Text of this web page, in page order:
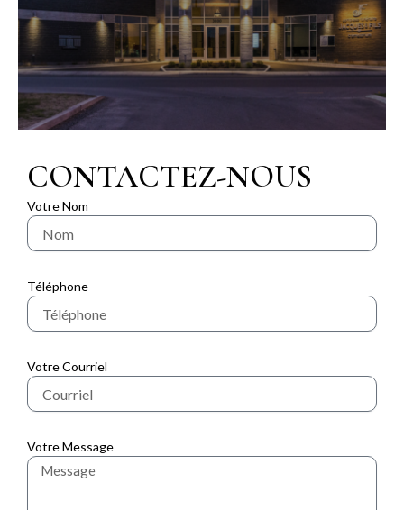
CONTACTEZ-NOUS
Votre Nom
Téléphone
Votre Courriel
Votre Message